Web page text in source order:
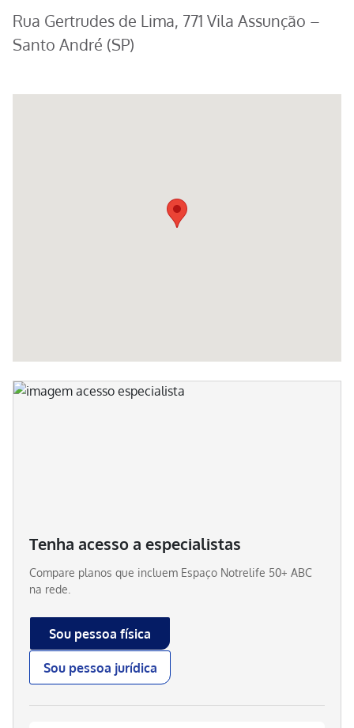
Rua Gertrudes de Lima, 771 Vila Assunção –
Santo André (SP)
Tenha acesso a especialistas
Compare planos que incluem Espaço Notrelife 50+ ABC
na rede.
Sou pessoa física
Sou pessoa jurídica